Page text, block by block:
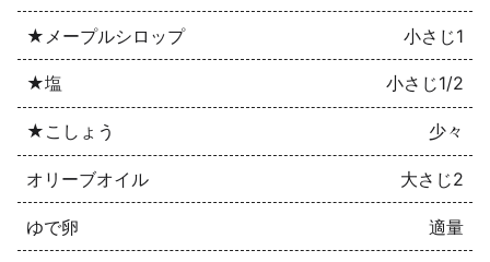
★メープルシロップ 小さじ1
★塩 小さじ1/2
★こしょう 少々
オリーブオイル 大さじ2
ゆで卵 適量